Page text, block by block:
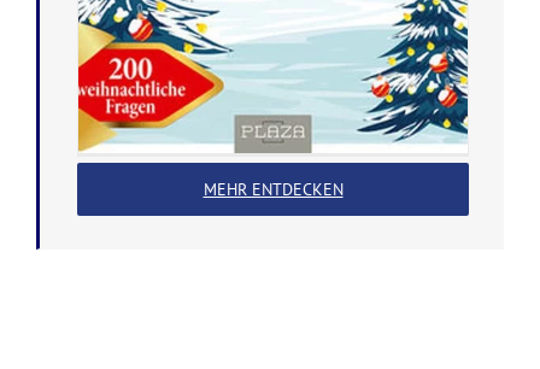
MEHR ENTDECKEN